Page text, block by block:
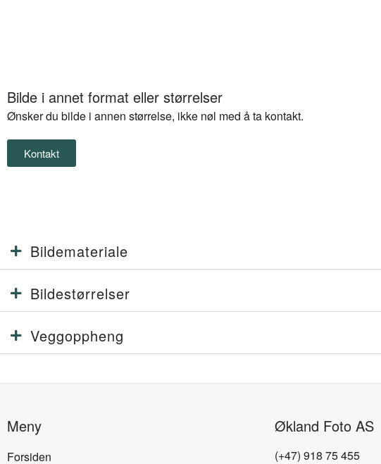
Bilde i annet format eller størrelser
Ønsker du bilde i annen størrelse, ikke nøl med å ta kontakt.
Kontakt
Bildemateriale
Bildestørrelser
Veggoppheng
Meny
Forsiden
Økland Foto AS
(+47) 918 75 455